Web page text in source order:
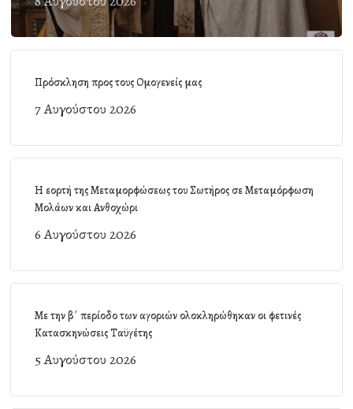
Πρόσκληση προς τους Ομογενείς μας
7 Αυγούστου 2026
Η εορτή της Μεταμορφώσεως του Σωτήρος σε Μεταμόρφωση
Μολάων και Ανθοχώρι
6 Αυγούστου 2026
Με την β΄ περίοδο των αγοριών ολοκληρώθηκαν οι φετινές
Κατασκηνώσεις Ταϋγέτης
5 Αυγούστου 2026